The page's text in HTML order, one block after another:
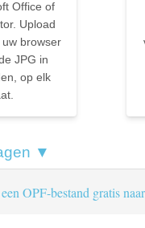
Office of
Upload
browser
JPG in
op elk
▼
OPF-bestand gratis